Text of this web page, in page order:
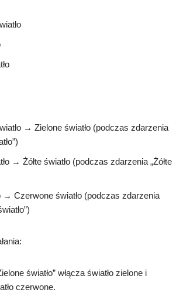
→ Zielone światło (podczas zdarzenia
→ Żółte światło (podczas zdarzenia „Żółte
→ Czerwone światło (podczas zdarzenia
światło” włącza światło zielone i
czerwone.